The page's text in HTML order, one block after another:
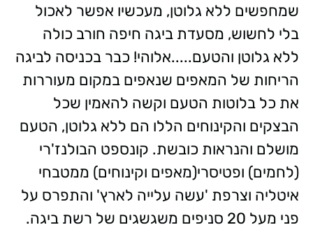
שמחפשים ללא גלוטן, מעכשיו אפשר לאכול
בלי לחשוש, מסעדת ביגה חיפה חורב כולה
ללא גלוטן והטעם.....אלוהי! כבר בכניסה לביגה
הריחות של המאפים שנאפים במקום מעוררות
את כל בלוטות הטעם וקשה להאמין שכל
הבצקים והקינוחים הללו הם ללא גלוטן, הטעם
מושלם והנראות כובשת. קונספט הבולנז'רי
(לחמים) ופטיסרי(מאפים וקינוחים) ממטבחי
איטליה וצרפת 'עשה עלייה לארץ' והתפרס על
פני מעל 20 סניפים משגשגים של רשת ביגה.